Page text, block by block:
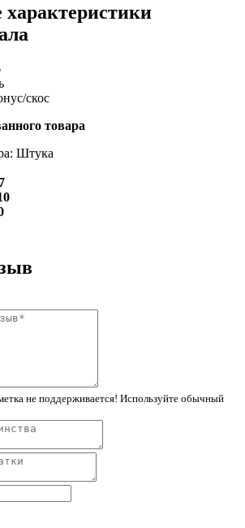
характеристики
скос
товара
Штука
не поддерживается! Используйте обычный